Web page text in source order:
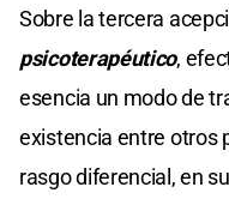
Sobre la tercera
psicoterapéutico,
esencia un modo de
existencia entre otros
rasgo diferencial, en